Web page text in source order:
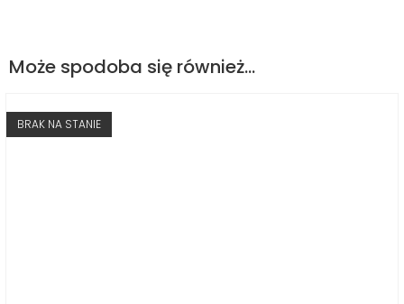
Może spodoba się również…
BRAK NA STANIE